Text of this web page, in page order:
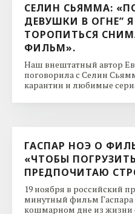
СЕЛИН СЬЯММА:
ДЕВУШКИ В ОГНЕ”
ТОРОПИТЬСЯ
ФИЛЬМ».
Наш внештатный автор
поговорила с Селин
карантин и любимые
ГАСПАР НОЭ О
«ЧТОБЫ
ПРЕДПОЧИТАЮ
19 ноября в российский
минутный фильм Гаспара
кошмарном дне из жизни